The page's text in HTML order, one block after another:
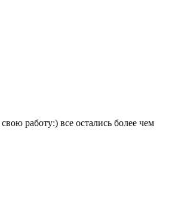
работу:) все остались более чем